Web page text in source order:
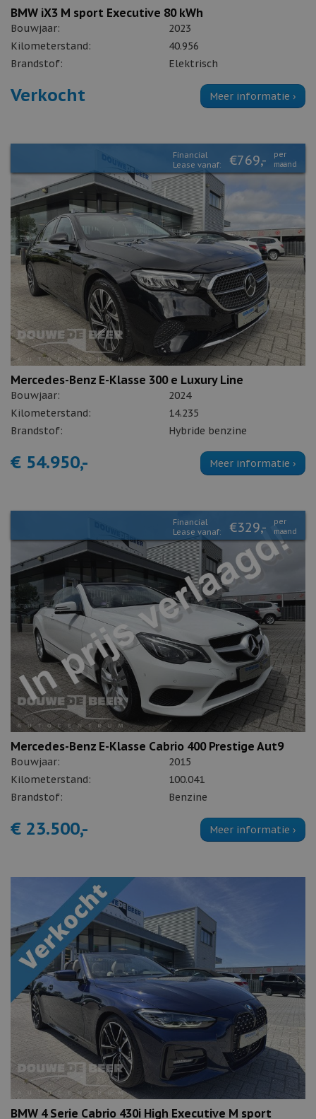
BMW iX3 M sport Executive 80 kWh
Bouwjaar:
2023
Kilometerstand:
40.956
Brandstof:
Elektrisch
Verkocht Meer informatie ›
Financial
Lease vanaf:
€769,-
per
maand
Mercedes-Benz E-Klasse 300 e Luxury Line
Bouwjaar:
2024
Kilometerstand:
14.235
Brandstof:
Hybride benzine
€ 54.950,- Meer informatie ›
Financial
Lease vanaf:
€329,-
per
maand
Mercedes-Benz E-Klasse Cabrio 400 Prestige Aut9
Bouwjaar:
2015
Kilometerstand:
100.041
Brandstof:
Benzine
€ 23.500,- Meer informatie ›
BMW 4 Serie Cabrio 430i High Executive M sport